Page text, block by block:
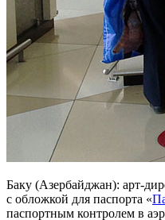
Баку (Азербайджан): арт-
с обложкой для паспорта «
паспортным контролем в